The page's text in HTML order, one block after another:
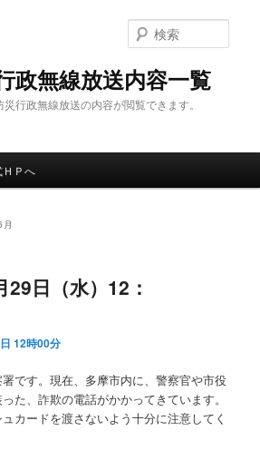
政無線放送内容一覧
行政無線放送の内容が閲覧できます。
索
ＨＰへ
日（水）12：
12時00分
です。現在、多摩市内に、警察官や市役
た、詐欺の電話がかかってきています。
カードを渡さないよう十分に注意してく